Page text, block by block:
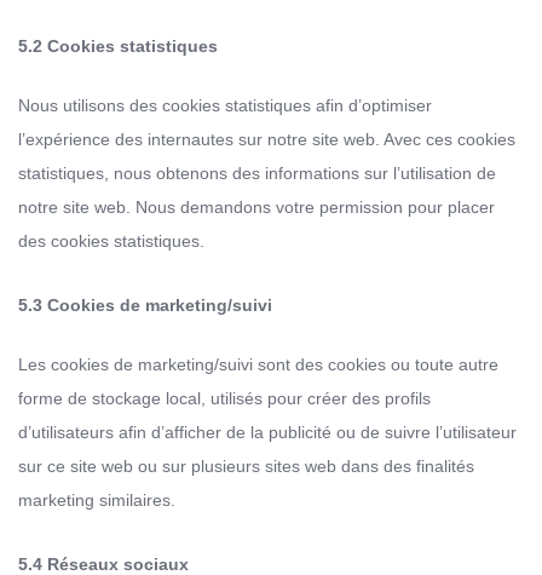
5.2 Cookies statistiques
Nous utilisons des cookies statistiques afin d’optimiser
l’expérience des internautes sur notre site web. Avec ces cookies
statistiques, nous obtenons des informations sur l’utilisation de
notre site web. Nous demandons votre permission pour placer
des cookies statistiques.
5.3 Cookies de marketing/suivi
Les cookies de marketing/suivi sont des cookies ou toute autre
forme de stockage local, utilisés pour créer des profils
d’utilisateurs afin d’afficher de la publicité ou de suivre l’utilisateur
sur ce site web ou sur plusieurs sites web dans des finalités
marketing similaires.
5.4 Réseaux sociaux